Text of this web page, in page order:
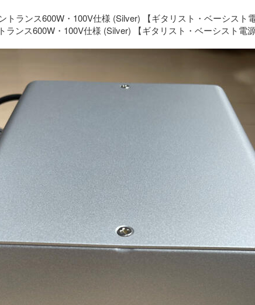
ランス600W・100V仕様 (Silver) 【ギタリスト・ベーシスト電